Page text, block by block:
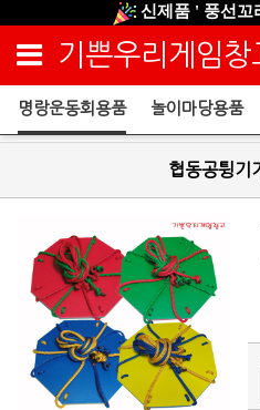
신제품 ' 풍선꼬
신규회원 HAPPY
❤ 신제품 ' 컬링
기쁜우리게임창
명랑운동회용품 놀이마당용품
협동공튕기